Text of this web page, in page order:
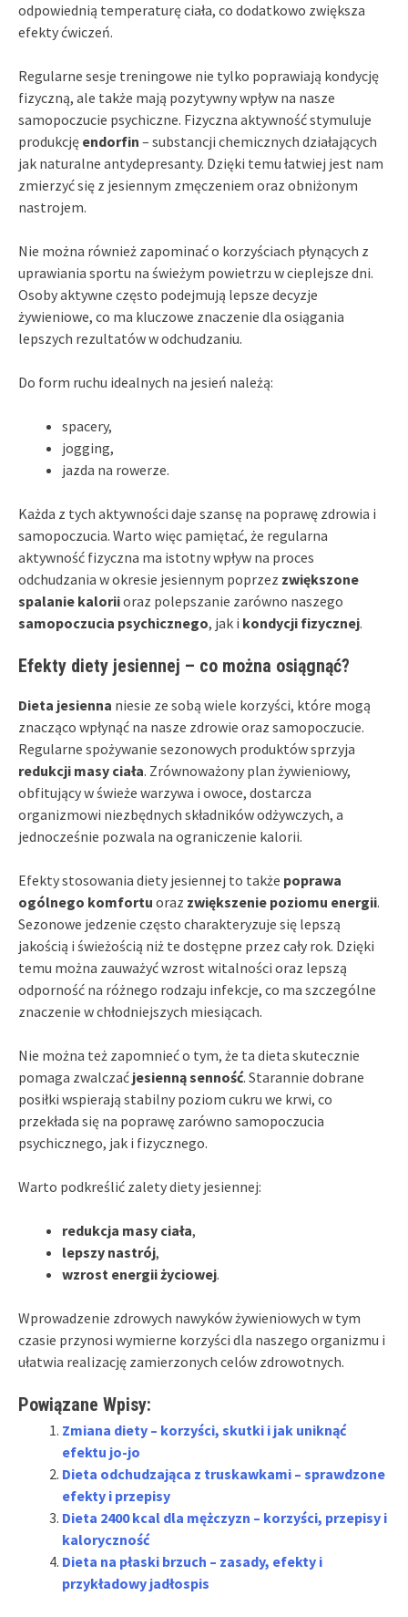
odpowiednią temperaturę ciała, co dodatkowo zwiększa
efekty ćwiczeń.
Regularne sesje treningowe nie tylko poprawiają kondycję
fizyczną, ale także mają pozytywny wpływ na nasze
samopoczucie psychiczne. Fizyczna aktywność stymuluje
produkcję endorfin – substancji chemicznych działających
jak naturalne antydepresanty. Dzięki temu łatwiej jest nam
zmierzyć się z jesiennym zmęczeniem oraz obniżonym
nastrojem.
Nie można również zapominać o korzyściach płynących z
uprawiania sportu na świeżym powietrzu w cieplejsze dni.
Osoby aktywne często podejmują lepsze decyzje
żywieniowe, co ma kluczowe znaczenie dla osiągania
lepszych rezultatów w odchudzaniu.
Do form ruchu idealnych na jesień należą:
spacery,
jogging,
jazda na rowerze.
Każda z tych aktywności daje szansę na poprawę zdrowia i
samopoczucia. Warto więc pamiętać, że regularna
aktywność fizyczna ma istotny wpływ na proces
odchudzania w okresie jesiennym poprzez zwiększone
spalanie kaloriioraz polepszanie zarówno naszego
samopoczucia psychicznego, jak i kondycji fizycznej.
Efekty diety jesiennej – co można osiągnąć?
Dieta jesienna niesie ze sobą wiele korzyści, które mogą
znacząco wpłynąć na nasze zdrowie oraz samopoczucie.
Regularne spożywanie sezonowych produktów sprzyja
redukcji masy ciała. Zrównoważony plan żywieniowy,
obfitujący w świeże warzywa i owoce, dostarcza
organizmowi niezbędnych składników odżywczych, a
jednocześnie pozwala na ograniczenie kalorii.
Efekty stosowania diety jesiennej to także poprawa
ogólnego komfortu oraz zwiększenie poziomu energii.
Sezonowe jedzenie często charakteryzuje się lepszą
jakością i świeżością niż te dostępne przez cały rok. Dzięki
temu można zauważyć wzrost witalności oraz lepszą
odporność na różnego rodzaju infekcje, co ma szczególne
znaczenie w chłodniejszych miesiącach.
Nie można też zapomnieć o tym, że ta dieta skutecznie
pomaga zwalczać jesienną senność. Starannie dobrane
posiłki wspierają stabilny poziom cukru we krwi, co
przekłada się na poprawę zarówno samopoczucia
psychicznego, jak i fizycznego.
Warto podkreślić zalety diety jesiennej:
redukcja masy ciała,
lepszy nastrój,
wzrost energii życiowej.
Wprowadzenie zdrowych nawyków żywieniowych w tym
czasie przynosi wymierne korzyści dla naszego organizmu i
ułatwia realizację zamierzonych celów zdrowotnych.
Powiązane Wpisy:
Zmiana diety – korzyści, skutki i jak uniknąć
efektu jo-jo
Dieta odchudzająca z truskawkami – sprawdzone
efekty i przepisy
Dieta 2400 kcal dla mężczyzn – korzyści, przepisy i
kaloryczność
Dieta na płaski brzuch – zasady, efekty i
przykładowy jadłospis